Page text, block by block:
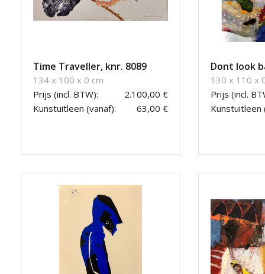
Time Traveller, knr. 8089
134 x 100 x 0 cm
Prijs (incl. BTW):
2.100,00 €
Kunstuitleen (vanaf):
63,00 €
Dont look
130 x 110 x
Prijs (incl.
Kunstuitleen